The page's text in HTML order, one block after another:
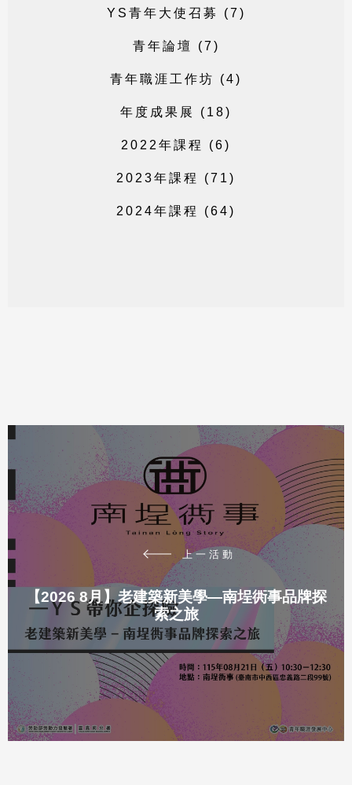
Y S 青年 大 使 召 募 (7 )
青年論壇 (7 )
青年職涯 工 作坊 (4)
年 度 成果 展 ( 1 8)
2 0 2 2 年課 程 (6)
2 0 2 3年課 程 (7 1 )
2 0 2 4年課 程 (64)
上一活動
【2026 8月】老建築新美學—南埕衖事品牌探
索之旅